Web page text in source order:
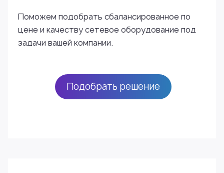
Поможем подобрать сбалансированное по
цене и качеству сетевое оборудование под
задачи вашей компании.
Подобрать решение